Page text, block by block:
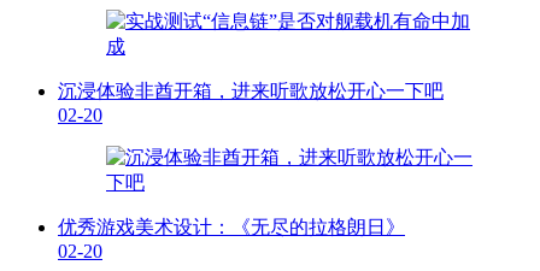
沉浸体验非酋开箱，进来听歌放松开心一下吧
02-20
优秀游戏美术设计：《无尽的拉格朗日》
02-20